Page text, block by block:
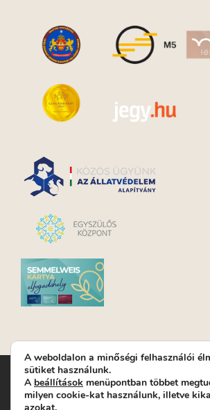
Turay Ida Színház Közhasznú Nonprofit
helyszín: Turay Ida Színház 1089
Levelezési cím: 1089 Budapest, Kálvária tér
A weboldalon a minőségi felhasználói
sütiket használunk.
A beállítások menüpontban többet
milyen cookie-kat használunk, illetve